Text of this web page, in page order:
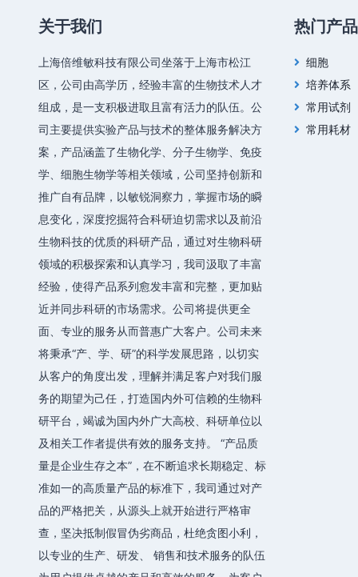
关于我们
上海倍维敏科技有限公司坐落于上海市松江
区，公司由高学历，经验丰富的生物技术人才
组成，是一支积极进取且富有活力的队伍。公
司主要提供实验产品与技术的整体服务解决方
案，产品涵盖了生物化学、分子生物学、免疫
学、细胞生物学等相关领域，公司坚持创新和
推广自有品牌，以敏锐洞察力，掌握市场的瞬
息变化，深度挖掘符合科研迫切需求以及前沿
生物科技的优质的科研产品，通过对生物科研
领域的积极探索和认真学习，我司汲取了丰富
经验，使得产品系列愈发丰富和完整，更加贴
近并同步科研的市场需求。公司将提供更全
面、专业的服务从而普惠广大客户。公司未来
将秉承“产、学、研”的科学发展思路，以切实
从客户的角度出发，理解并满足客户对我们服
务的期望为己任，打造国内外可信赖的生物科
研平台，竭诚为国内外广大高校、科研单位以
及相关工作者提供有效的服务支持。 “产品质
量是企业生存之本”，在不断追求长期稳定、标
准如一的高质量产品的标准下，我司通过对产
品的严格把关，从源头上就开始进行严格审
查，坚决抵制假冒伪劣商品，杜绝贪图小利，
以专业的生产、研发、 销售和技术服务的队伍
热门产品
细胞
培养体系
常用试剂
常用耗材